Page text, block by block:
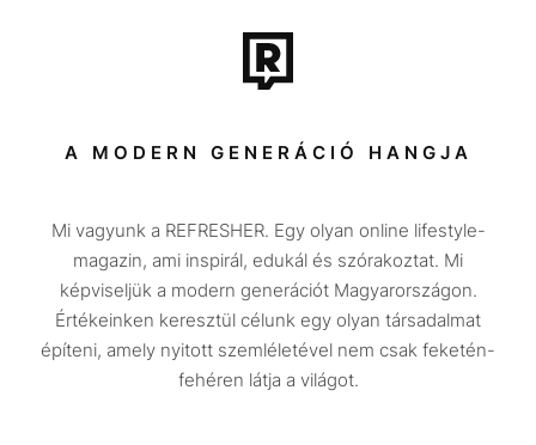
Tech-Tudomány
Sport
Társadalom
Utazás
Életmód
Design
Beszélgetések
A MODERN GENERÁCIÓ HANGJA
Mi vagyunk a REFRESHER. Egy olyan online lifestyle-
magazin, ami inspirál, edukál és szórakoztat. Mi
képviseljük a modern generációt Magyarországon.
Értékeinken keresztül célunk egy olyan társadalmat
építeni, amely nyitott szemléletével nem csak feketén-
fehéren látja a világot.